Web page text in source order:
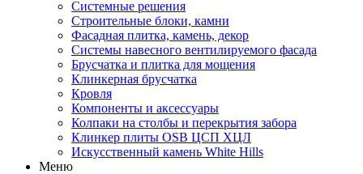
Системные решения
Строительные блоки, камни
Фасадная плитка, камень, декор
Системы навесного вентилируемого фасада
Брусчатка и плитка для мощения
Клинкерная брусчатка
Кровля
Компоненты и аксессуары
Колпаки на столбы и перекрытия забора
Клинкер плиты OSB ЦСП ХЦЛ
Искусственный камень White Hills
Меню